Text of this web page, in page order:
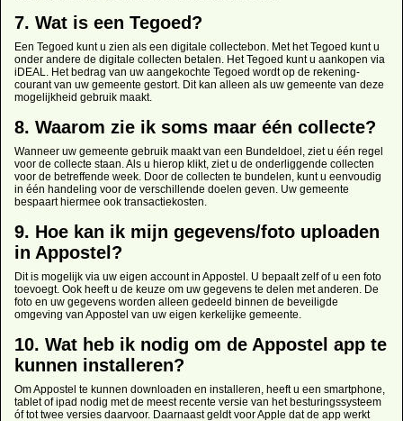
7. Wat is een Tegoed?
Een Tegoed kunt u zien als een digitale collectebon. Met het Tegoed kunt u
onder andere de digitale collecten betalen. Het Tegoed kunt u aankopen via
iDEAL. Het bedrag van uw aangekochte Tegoed wordt op de rekening-
courant van uw gemeente gestort. Dit kan alleen als uw gemeente van deze
mogelijkheid gebruik maakt.
8. Waarom zie ik soms maar één collecte?
Wanneer uw gemeente gebruik maakt van een Bundeldoel, ziet u één regel
voor de collecte staan. Als u hierop klikt, ziet u de onderliggende collecten
voor de betreffende week. Door de collecten te bundelen, kunt u eenvoudig
in één handeling voor de verschillende doelen geven. Uw gemeente
bespaart hiermee ook transactiekosten.
9. Hoe kan ik mijn gegevens/foto uploaden
in Appostel?
Dit is mogelijk via uw eigen account in Appostel. U bepaalt zelf of u een foto
toevoegt. Ook heeft u de keuze om uw gegevens te delen met anderen. De
foto en uw gegevens worden alleen gedeeld binnen de beveiligde
omgeving van Appostel van uw eigen kerkelijke gemeente.
10. Wat heb ik nodig om de Appostel app te
kunnen installeren?
Om Appostel te kunnen downloaden en installeren, heeft u een smartphone,
tablet of ipad nodig met de meest recente versie van het besturingssysteem
óf tot twee versies daarvoor. Daarnaast geldt voor Apple dat de app werkt